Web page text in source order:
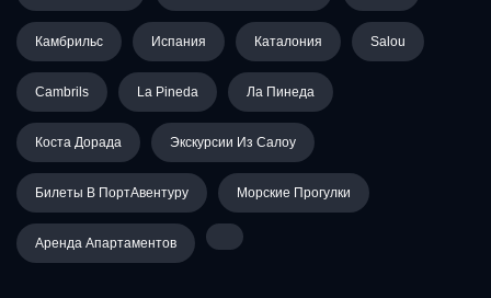
Камбрильс Испания Каталония Salou
Cambrils La Pineda Ла Пинеда
Коста Дорада Экскурсии Из Салоу
Билеты В ПортАвентуру Морские Прогулки
Аренда Апартаментов